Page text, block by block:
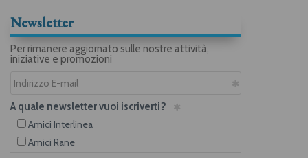
Newsletter
Per rimanere aggiornato sulle nostre attività,
iniziative e promozioni
A quale newsletter vuoi iscriverti?
Amici Interlinea
Amici Rane